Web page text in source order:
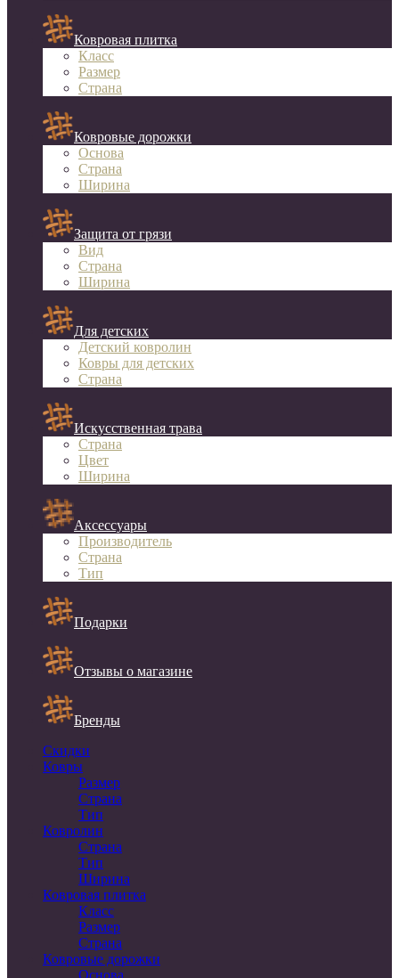
Ковровая плитка
Класс
Размер
Страна
Ковровые дорожки
Основа
Страна
Ширина
Защита от грязи
Вид
Страна
Ширина
Для детских
Детский ковролин
Ковры для детских
Страна
Искусственная трава
Страна
Цвет
Ширина
Аксессуары
Производитель
Страна
Тип
Подарки
Отзывы о магазине
Бренды
Скидки
Ковры
Размер
Страна
Тип
Ковролин
Страна
Тип
Ширина
Ковровая плитка
Класс
Размер
Страна
Ковровые дорожки
Основа